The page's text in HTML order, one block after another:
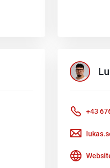
+43